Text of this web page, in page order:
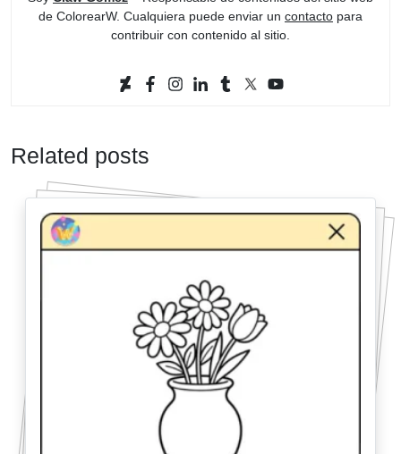
de ColorearW. Cualquiera puede enviar un contacto para
contribuir con contenido al sitio.
Related posts